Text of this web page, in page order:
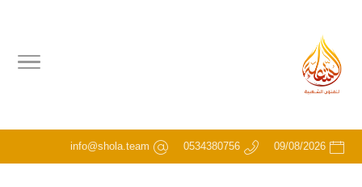
09/08/2026
0534380756
info@shola.team